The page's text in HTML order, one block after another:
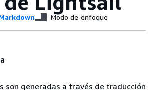
Modo de enfoque
son generadas a través de traducción